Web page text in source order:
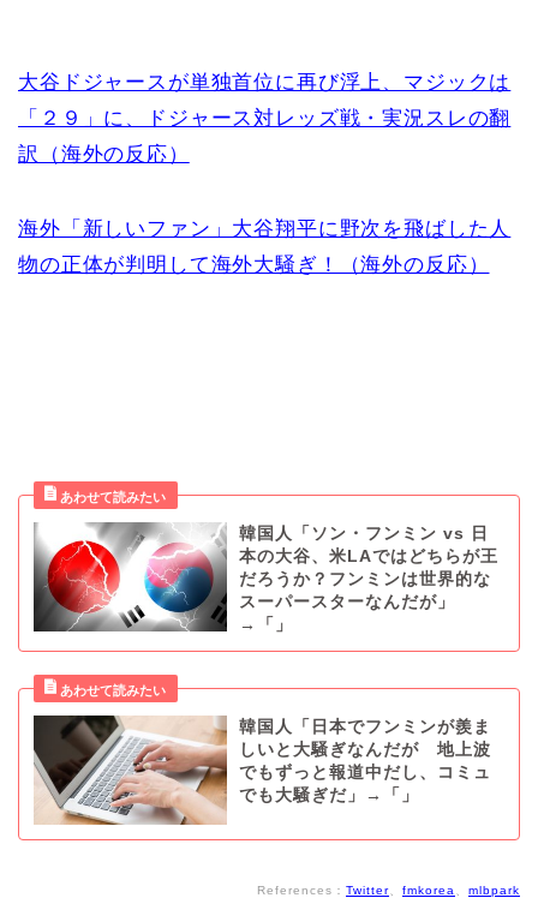
大谷ドジャースが単独首位に再び浮上、マジックは
「２９」に、ドジャース対レッズ戦・実況スレの翻
訳（海外の反応）
海外「新しいファン」大谷翔平に野次を飛ばした人
物の正体が判明して海外大騒ぎ！（海外の反応）
韓国人「ソン・フンミン vs 日
本の大谷、米LAではどちらが王
だろうか？フンミンは世界的な
スーパースターなんだが」
→「」
韓国人「日本でフンミンが羨ま
しいと大騒ぎなんだが 地上波
でもずっと報道中だし、コミュ
でも大騒ぎだ」→「」
References： Twitter fmkorea mlbpark